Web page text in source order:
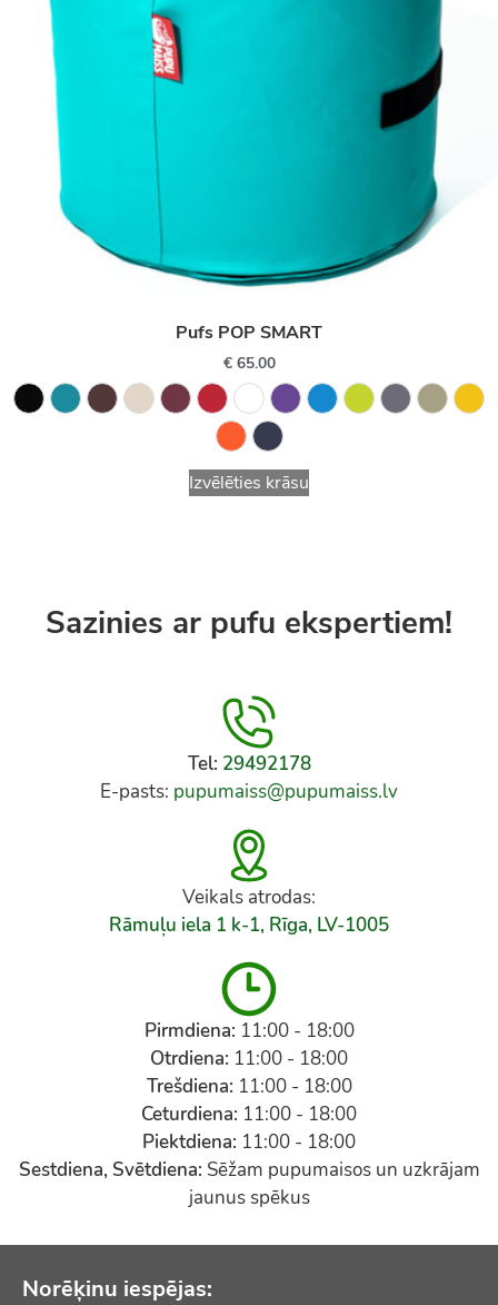
Pufs POP SMART
€65.00
Izvēlēties krāsu
Sazinies ar pufu ekspertiem!
Tel: 29492178
E-pasts: pupumaiss@pupumaiss.lv
Veikals atrodas:
Rāmuļu iela 1 k-1, Rīga, LV-1005
Pirmdiena: 11:00 - 18:00
Otrdiena: 11:00 - 18:00
Trešdiena: 11:00 - 18:00
Ceturdiena: 11:00 - 18:00
Piektdiena: 11:00 - 18:00
Sestdiena, Svētdiena: Sēžam pupumaisos un uzkrājam
jaunus spēkus
Norēķinu iespējas: